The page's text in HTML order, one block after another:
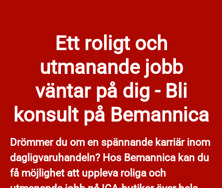
Ett roligt och
utmanande jobb
väntar på dig - Bli
konsult på Bemannica
Drömmer du om en spännande karriär inom
dagligvaruhandeln? Hos Bemannica kan du
få möjlighet att uppleva roliga och